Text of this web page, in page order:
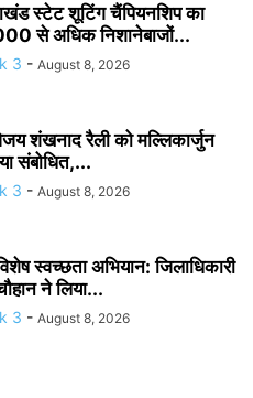
स्टेट शूटिंग चैंपियनशिप का
से अधिक निशानेबाजों...
3 - August 8, 2026
शंखनाद रैली को मल्लिकार्जुन
संबोधित,...
3 - August 8, 2026
स्वच्छता अभियान: जिलाधिकारी
ने लिया...
3 - August 8, 2026